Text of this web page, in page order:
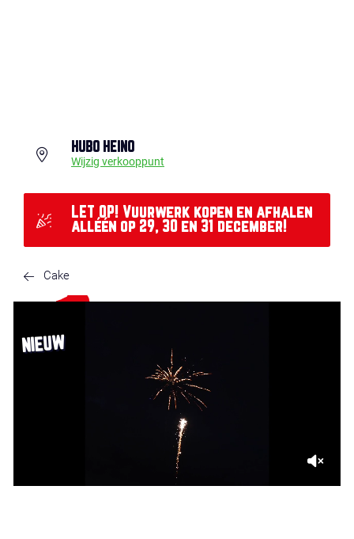
HUBO HEINO
Wijzig verkooppunt
LET OP! Vuurwerk kopen en afhalen
alléén op 29, 30 en 31 december!
Cake
NIEUW